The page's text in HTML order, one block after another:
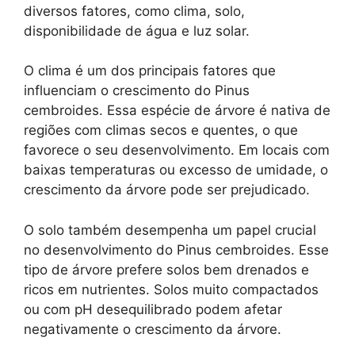
diversos fatores, como clima, solo,
disponibilidade de água e luz solar.
O clima é um dos principais fatores que
influenciam o crescimento do Pinus
cembroides. Essa espécie de árvore é nativa de
regiões com climas secos e quentes, o que
favorece o seu desenvolvimento. Em locais com
baixas temperaturas ou excesso de umidade, o
crescimento da árvore pode ser prejudicado.
O solo também desempenha um papel crucial
no desenvolvimento do Pinus cembroides. Esse
tipo de árvore prefere solos bem drenados e
ricos em nutrientes. Solos muito compactados
ou com pH desequilibrado podem afetar
negativamente o crescimento da árvore.